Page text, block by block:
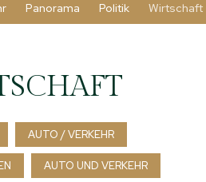
Panorama Politik Wirtschaft
AUTO / VERKEHR
AUTO UND VERKEHR